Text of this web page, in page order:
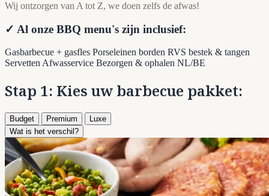
Wij ontzorgen van A tot Z, we doen zelfs de afwas!
✓ Al onze BBQ menu's zijn inclusief:
Gasbarbecue + gasfles Porseleinen borden RVS bestek & tangen
ServettenAfwasservice Bezorgen & ophalen NL/BE
Stap 1: Kies uw barbecue pakket:
Budget Premium
Luxe
Wat is het verschil?